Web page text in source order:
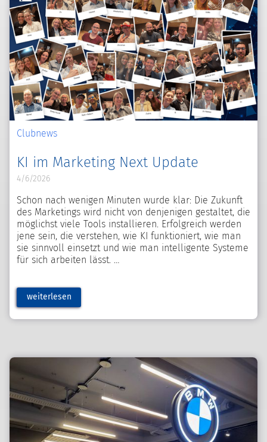
Clubnews
KI im Marketing Next Update
4/6/2026
Schon nach wenigen Minuten wurde klar: Die Zukunft
des Marketings wird nicht von denjenigen gestaltet, die
möglichst viele Tools installieren. Erfolgreich werden
jene sein, die verstehen, wie KI funktioniert, wie man
sie sinnvoll einsetzt und wie man intelligente Systeme
für sich arbeiten lässt.
weiterlesen